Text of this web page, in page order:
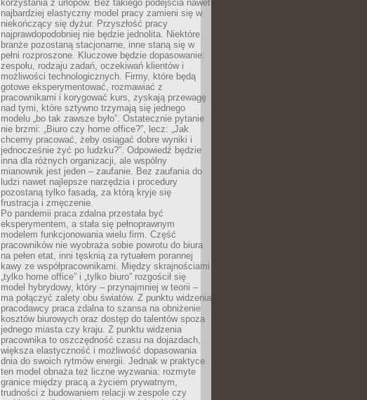
korzystania z urlopów. Bez takiego podejścia nawet
najbardziej elastyczny model pracy zamieni się w
niekończący się dyżur. Przyszłość pracy
najprawdopodobniej nie będzie jednolita. Niektóre
branże pozostaną stacjonarne, inne staną się w
pełni rozproszone. Kluczowe będzie dopasowanie:
zespołu, rodzaju zadań, oczekiwań klientów i
możliwości technologicznych. Firmy, które będą
gotowe eksperymentować, rozmawiać z
pracownikami i korygować kurs, zyskają przewagę
nad tymi, które sztywno trzymają się jednego
modelu „bo tak zawsze było”. Ostatecznie pytanie
nie brzmi: „Biuro czy home office?”, lecz: „Jak
chcemy pracować, żeby osiągać dobre wyniki i
jednocześnie żyć po ludzku?”. Odpowiedź będzie
inna dla różnych organizacji, ale wspólny
mianownik jest jeden – zaufanie. Bez zaufania do
ludzi nawet najlepsze narzędzia i procedury
pozostaną tylko fasadą, za którą kryje się
frustracja i zmęczenie.
Po pandemii praca zdalna przestała być
eksperymentem, a stała się pełnoprawnym
modelem funkcjonowania wielu firm. Część
pracowników nie wyobraża sobie powrotu do biura
na pełen etat, inni tęsknią za rytuałem porannej
kawy ze współpracownikami. Między skrajnościami
„tylko home office” i „tylko biuro” rozgościł się
model hybrydowy, który – przynajmniej w teorii –
ma połączyć zalety obu światów. Z punktu widzenia
pracodawcy praca zdalna to szansa na obniżenie
kosztów biurowych oraz dostęp do talentów spoza
jednego miasta czy kraju. Z punktu widzenia
pracownika to oszczędność czasu na dojazdach,
większa elastyczność i możliwość dopasowania
dnia do swoich rytmów energii. Jednak w praktyce
ten model obnaża też liczne wyzwania: rozmyte
granice między pracą a życiem prywatnym,
trudności z budowaniem relacji w zespole czy